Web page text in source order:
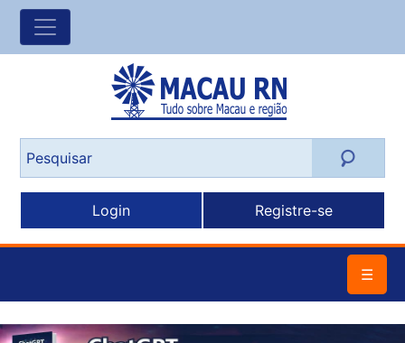
Login Registre-se
☰